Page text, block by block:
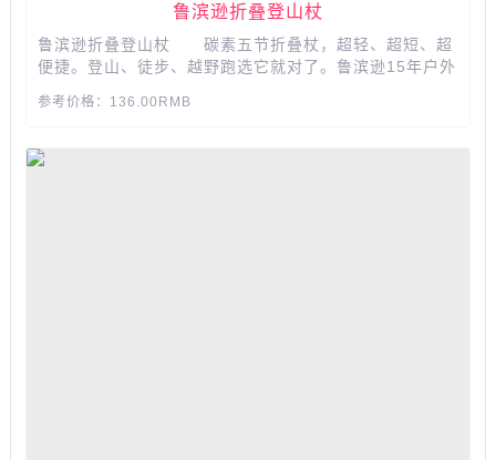
鲁滨逊折叠登山杖
鲁滨逊折叠登山杖 碳素五节折叠杖，超轻、超短、超
便捷。登山、徒步、越野跑选它就对了。鲁滨逊15年户外
参考价格：136.00RMB